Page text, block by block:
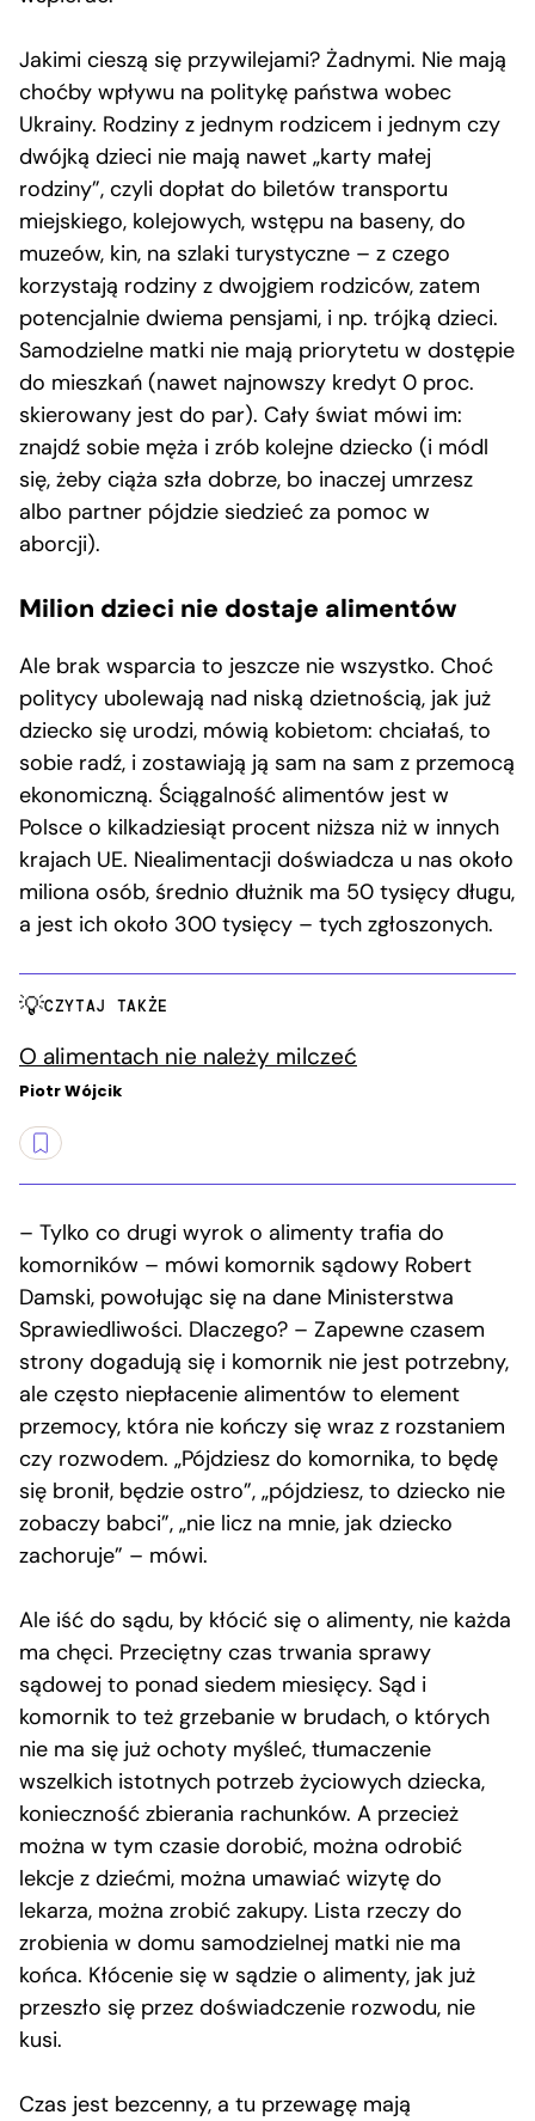
Jakimi cieszą się przywilejami? Żadnymi. Nie mają
choćby wpływu na politykę państwa wobec
Ukrainy. Rodziny z jednym rodzicem i jednym czy
dwójką dzieci nie mają nawet „karty małej
rodziny”, czyli dopłat do biletów transportu
miejskiego, kolejowych, wstępu na baseny, do
muzeów, kin, na szlaki turystyczne – z czego
korzystają rodziny z dwojgiem rodziców, zatem
potencjalnie dwiema pensjami, i np. trójką dzieci.
Samodzielne matki nie mają priorytetu w dostępie
do mieszkań (nawet najnowszy kredyt 0 proc.
skierowany jest do par). Cały świat mówi im:
znajdź sobie męża i zrób kolejne dziecko (i módl
się, żeby ciąża szła dobrze, bo inaczej umrzesz
albo partner pójdzie siedzieć za pomoc w
aborcji).
Milion dzieci nie dostaje alimentów
Ale brak wsparcia to jeszcze nie wszystko. Choć
politycy ubolewają nad niską dzietnością, jak już
dziecko się urodzi, mówią kobietom: chciałaś, to
sobie radź, i zostawiają ją sam na sam z przemocą
ekonomiczną. Ściągalność alimentów jest w
Polsce o kilkadziesiąt procent niższa niż w innych
krajach UE. Niealimentacji doświadcza u nas około
miliona osób, średnio dłużnik ma 50 tysięcy długu,
a jest ich około 300 tysięcy – tych zgłoszonych.
CZYTAJ TAKŻE
O alimentach nie należy milczeć
Piotr Wójcik
– Tylko co drugi wyrok o alimenty trafia do
komorników – mówi komornik sądowy Robert
Damski, powołując się na dane Ministerstwa
Sprawiedliwości. Dlaczego? – Zapewne czasem
strony dogadują się i komornik nie jest potrzebny,
ale często niepłacenie alimentów to element
przemocy, która nie kończy się wraz z rozstaniem
czy rozwodem. „Pójdziesz do komornika, to będę
się bronił, będzie ostro”, „pójdziesz, to dziecko nie
zobaczy babci”, „nie licz na mnie, jak dziecko
zachoruje” – mówi.
Ale iść do sądu, by kłócić się o alimenty, nie każda
ma chęci. Przeciętny czas trwania sprawy
sądowej to ponad siedem miesięcy. Sąd i
komornik to też grzebanie w brudach, o których
nie ma się już ochoty myśleć, tłumaczenie
wszelkich istotnych potrzeb życiowych dziecka,
konieczność zbierania rachunków. A przecież
można w tym czasie dorobić, można odrobić
lekcje z dziećmi, można umawiać wizytę do
lekarza, można zrobić zakupy. Lista rzeczy do
zrobienia w domu samodzielnej matki nie ma
końca. Kłócenie się w sądzie o alimenty, jak już
przeszło się przez doświadczenie rozwodu, nie
kusi.
Czas jest bezcenny, a tu przewagę mają